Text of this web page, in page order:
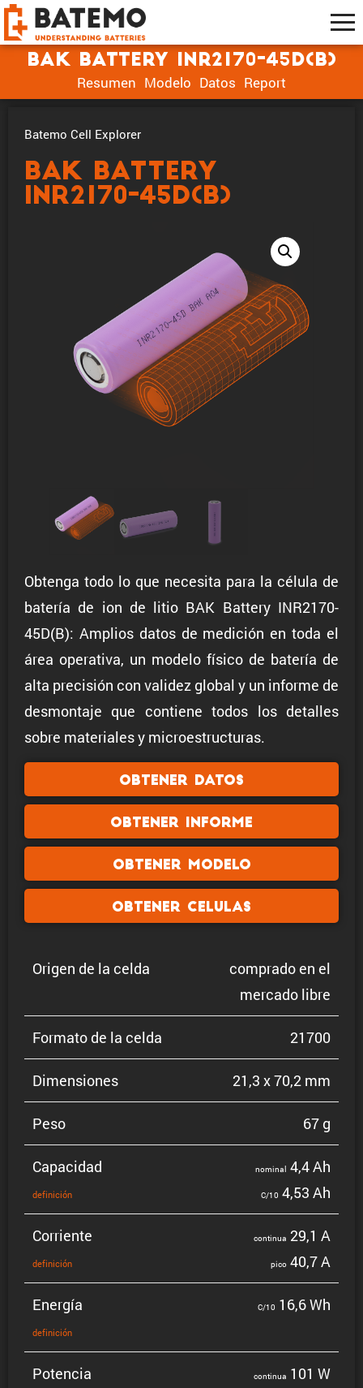
BAK Battery INR2170-45D(B)
Resumen Modelo Datos Report
Batemo Cell Explorer
BAK Battery
INR2170-45D(B)
Obtenga todo lo que necesita para la célula de
batería de ion de litio BAK Battery INR2170-
45D(B): Amplios datos de medición en toda el
área operativa, un modelo físico de batería de
alta precisión con validez global y un informe de
desmontaje que contiene todos los detalles
sobre materiales y microestructuras.
Obtener datos
Obtener informe
Obtener modelo
Obtener celulas
Origen de la celda
comprado en el
mercado libre
Formato de la celda 21700
Dimen­siones 21,3 x 70,2 mm
Peso 67 g
Capacidad
defini­ción
nominal 4,4 Ah
C/10 4,53 Ah
Corriente
defini­ción
continua 29,1 A
pico 40,7 A
Energía
defini­ción
C/10 16,6 Wh
Potencia continua 101 W